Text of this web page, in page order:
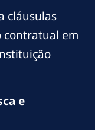
cláusulas
contratual em
e